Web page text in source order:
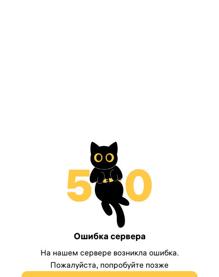
Ошибка сервера
На нашем сервере возникла ошибка.
Пожалуйста, попробуйте позже